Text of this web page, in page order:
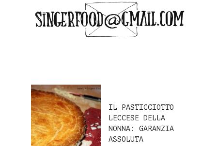
IL PASTICCIOTTO
LECCESE DELLA
NONNA: GARANZIA
ASSOLUTA